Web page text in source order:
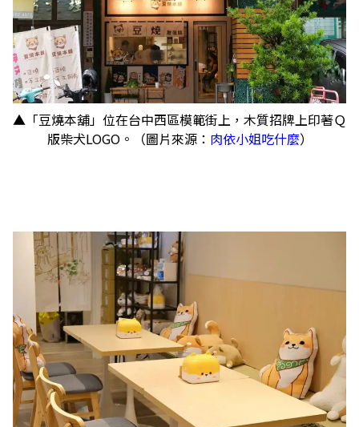
▲「豆燒本舖」位在台中西區模範街上，木質招牌上印著Ｑ
版柴犬LOGO。（圖片來源： 肉依小姐吃什麼）